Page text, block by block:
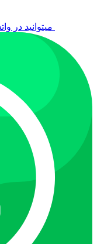
میتوانید در